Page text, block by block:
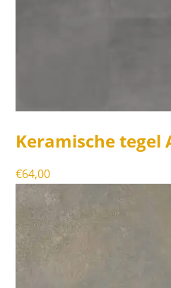
Keramische tegel
€64,00